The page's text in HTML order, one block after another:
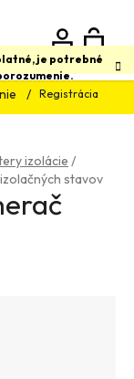
je potrebné
Registrácia
Hľadať
izolácie /
stavov